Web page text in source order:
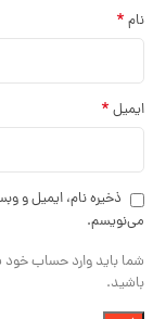
نام *
ایمیل *
ذخیره نام، ایمیل و
می‌نویسم.
شما باید وارد حساب خود
باشید.